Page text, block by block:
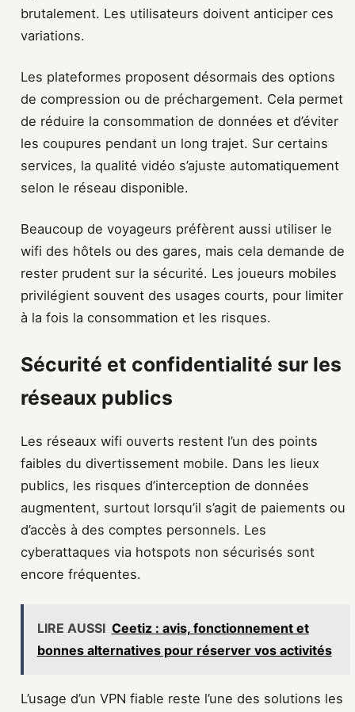
brutalement. Les utilisateurs doivent anticiper ces
variations.
Les plateformes proposent désormais des options
de compression ou de préchargement. Cela permet
de réduire la consommation de données et d’éviter
les coupures pendant un long trajet. Sur certains
services, la qualité vidéo s’ajuste automatiquement
selon le réseau disponible.
Beaucoup de voyageurs préfèrent aussi utiliser le
wifi des hôtels ou des gares, mais cela demande de
rester prudent sur la sécurité. Les joueurs mobiles
privilégient souvent des usages courts, pour limiter
à la fois la consommation et les risques.
Sécurité et confidentialité sur les
réseaux publics
Les réseaux wifi ouverts restent l’un des points
faibles du divertissement mobile. Dans les lieux
publics, les risques d’interception de données
augmentent, surtout lorsqu’il s’agit de paiements ou
d’accès à des comptes personnels. Les
cyberattaques via hotspots non sécurisés sont
encore fréquentes.
LIRE AUSSI Ceetiz : avis, fonctionnement et
bonnes alternatives pour réserver vos activités
L’usage d’un VPN fiable reste l’une des solutions les